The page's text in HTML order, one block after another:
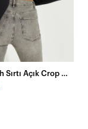
Kadın Siyah Sırtı Açık Crop Bluz CY430